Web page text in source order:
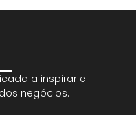
a inspirar e
negócios.